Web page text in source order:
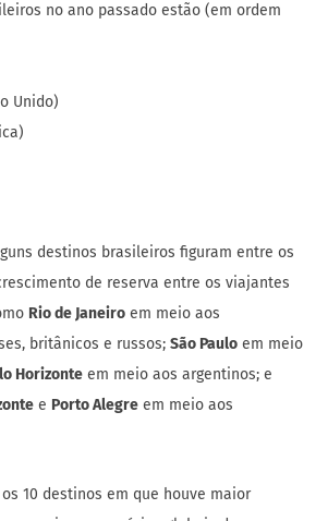
no ano passado estão (em ordem
Unido)
destinos brasileiros figuram entre os
de reserva entre os viajantes
Rio de Janeiro em meio aos
britânicos e russos; São Paulo em meio
Horizonte em meio aos argentinos; e
e Porto Alegre em meio aos
10 destinos em que houve maior